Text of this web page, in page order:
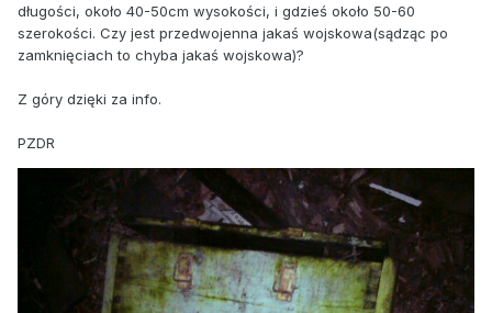
długości, około 40-50cm wysokości, i gdzieś około 50-60
szerokości. Czy jest przedwojenna jakaś wojskowa(sądząc po
zamknięciach to chyba jakaś wojskowa)?
Z góry dzięki za info.
PZDR